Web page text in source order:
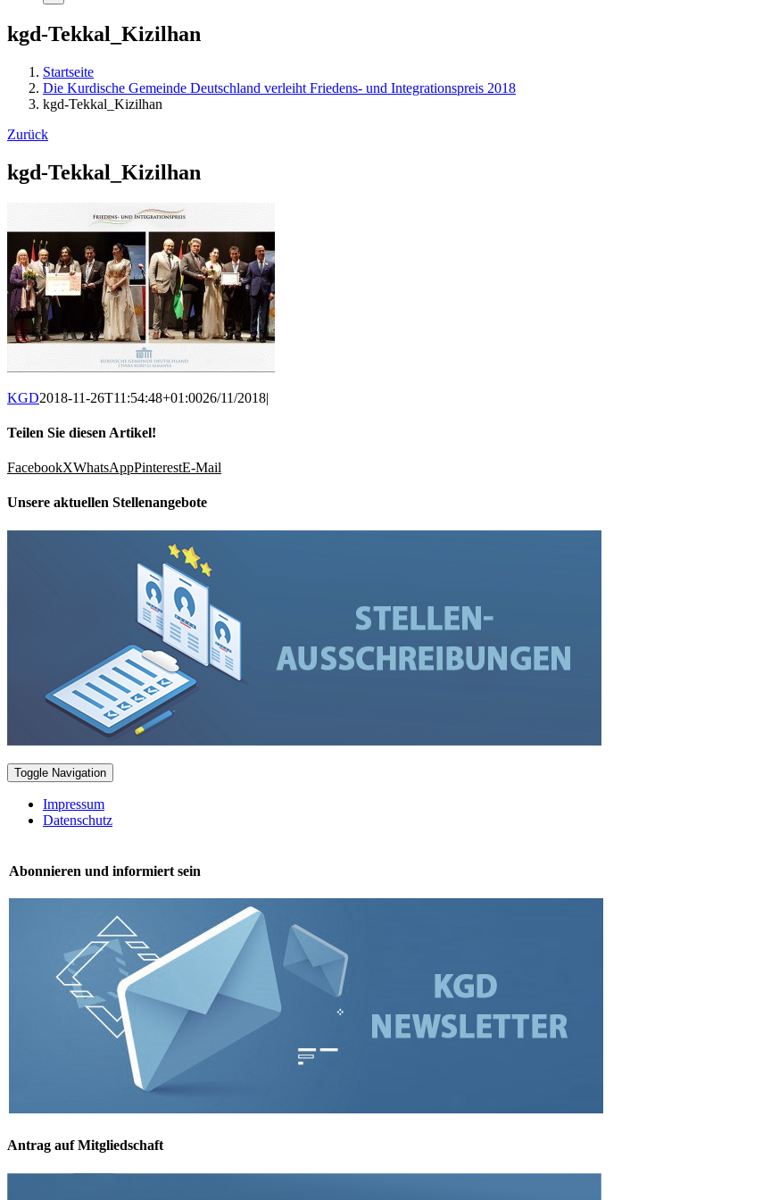
kgd-Tekkal_Kizilhan
Startseite
Die Kurdische Gemeinde Deutschland verleiht Friedens- und Integrationspreis 2018
kgd-Tekkal_Kizilhan
Zurück
kgd-Tekkal_Kizilhan
KGD2018-11-26T11:54:48+01:0026/11/2018|
Teilen Sie diesen Artikel!
FacebookXWhatsAppPinterestE-Mail
Unsere aktuellen Stellenangebote
Toggle Navigation
Impressum
Datenschutz
Abonnieren und informiert sein
Antrag auf Mitgliedschaft